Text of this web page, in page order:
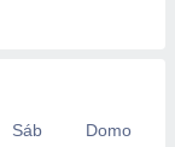
Sáb
Domo